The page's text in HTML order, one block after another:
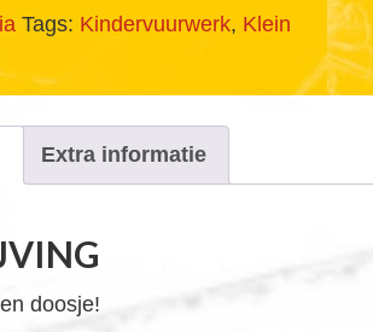
Tags: Kindervuurwerk, Klein
Extra informatie
doosje!